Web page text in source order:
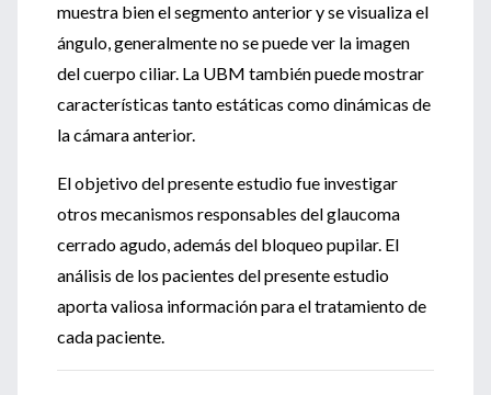
muestra bien el segmento anterior y se visualiza el
ángulo, generalmente no se puede ver la imagen
del cuerpo ciliar. La UBM también puede mostrar
características tanto estáticas como dinámicas de
la cámara anterior.
El objetivo del presente estudio fue investigar
otros mecanismos responsables del glaucoma
cerrado agudo, además del bloqueo pupilar. El
análisis de los pacientes del presente estudio
aporta valiosa información para el tratamiento de
cada paciente.